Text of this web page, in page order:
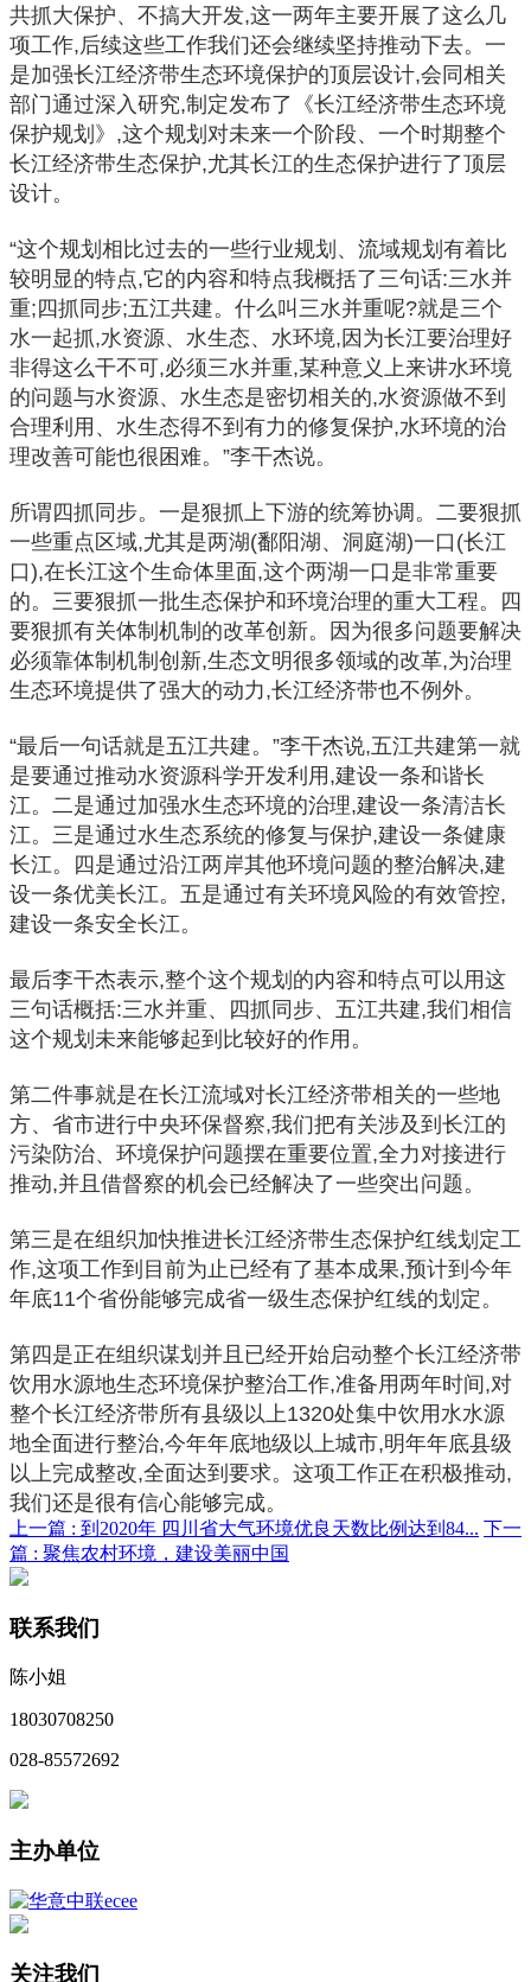
共抓大保护、不搞大开发,这一两年主要开展了这么几
项工作,后续这些工作我们还会继续坚持推动下去。一
是加强长江经济带生态环境保护的顶层设计,会同相关
部门通过深入研究,制定发布了《长江经济带生态环境
保护规划》,这个规划对未来一个阶段、一个时期整个
长江经济带生态保护,尤其长江的生态保护进行了顶层
设计。
“这个规划相比过去的一些行业规划、流域规划有着比
较明显的特点,它的内容和特点我概括了三句话:三水并
重;四抓同步;五江共建。什么叫三水并重呢?就是三个
水一起抓,水资源、水生态、水环境,因为长江要治理好
非得这么干不可,必须三水并重,某种意义上来讲水环境
的问题与水资源、水生态是密切相关的,水资源做不到
合理利用、水生态得不到有力的修复保护,水环境的治
理改善可能也很困难。”李干杰说。
所谓四抓同步。一是狠抓上下游的统筹协调。二要狠抓
一些重点区域,尤其是两湖(鄱阳湖、洞庭湖)一口(长江
口),在长江这个生命体里面,这个两湖一口是非常重要
的。三要狠抓一批生态保护和环境治理的重大工程。四
要狠抓有关体制机制的改革创新。因为很多问题要解决
必须靠体制机制创新,生态文明很多领域的改革,为治理
生态环境提供了强大的动力,长江经济带也不例外。
“最后一句话就是五江共建。”李干杰说,五江共建第一就
是要通过推动水资源科学开发利用,建设一条和谐长
江。二是通过加强水生态环境的治理,建设一条清洁长
江。三是通过水生态系统的修复与保护,建设一条健康
长江。四是通过沿江两岸其他环境问题的整治解决,建
设一条优美长江。五是通过有关环境风险的有效管控,
建设一条安全长江。
最后李干杰表示,整个这个规划的内容和特点可以用这
三句话概括:三水并重、四抓同步、五江共建,我们相信
这个规划未来能够起到比较好的作用。
第二件事就是在长江流域对长江经济带相关的一些地
方、省市进行中央环保督察,我们把有关涉及到长江的
污染防治、环境保护问题摆在重要位置,全力对接进行
推动,并且借督察的机会已经解决了一些突出问题。
第三是在组织加快推进长江经济带生态保护红线划定工
作,这项工作到目前为止已经有了基本成果,预计到今年
年底11个省份能够完成省一级生态保护红线的划定。
第四是正在组织谋划并且已经开始启动整个长江经济带
饮用水源地生态环境保护整治工作,准备用两年时间,对
整个长江经济带所有县级以上1320处集中饮用水水源
地全面进行整治,今年年底地级以上城市,明年年底县级
以上完成整改,全面达到要求。这项工作正在积极推动,
我们还是很有信心能够完成。
上一篇 : 到2020年 四川省大气环境优良天数比例达到84... 下一
篇 : 聚焦农村环境，建设美丽中国
联系我们
陈小姐
18030708250
028-85572692
主办单位
关注我们